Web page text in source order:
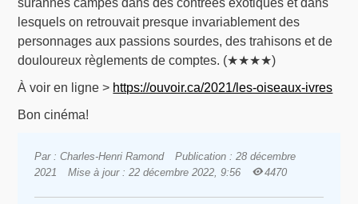
surannés campés dans des contrées exotiques et dans
lesquels on retrouvait presque invariablement des
personnages aux passions sourdes, des trahisons et de
douloureux règlements de comptes. (★★★★)
À voir en ligne > https://ouvoir.ca/2021/les-oiseaux-ivres
Bon cinéma!
Par : Charles-Henri Ramond
Publication : 28 décembre
2021
Mise à jour : 22 décembre 2022, 9:56 4470